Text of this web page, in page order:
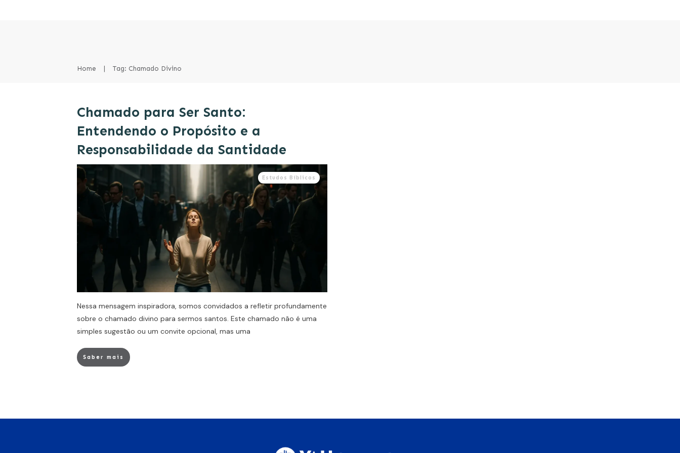
Home Tag: Chamado Divino
Chamado para Ser Santo:
Entendendo o Propósito e a
Responsabilidade da Santidade
Estudos Bíblicos
Nessa mensagem inspiradora, somos convidados a refletir profundamente
sobre o chamado divino para sermos santos. Este chamado não é uma
simples sugestão ou um convite opcional, mas uma
Saber mais